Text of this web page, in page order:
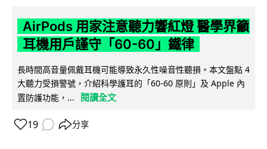
AirPods 用家注意聽力響紅燈 醫學界籲
耳機用戶謹守「60-60」鐵律
長時間高音量佩戴耳機可能導致永久性噪音性聽損。本文盤點 4
大聽力受損警號，介紹科學護耳的「60-60 原則」及 Apple 內
置防護功能，...
閱讀全文
19 分享